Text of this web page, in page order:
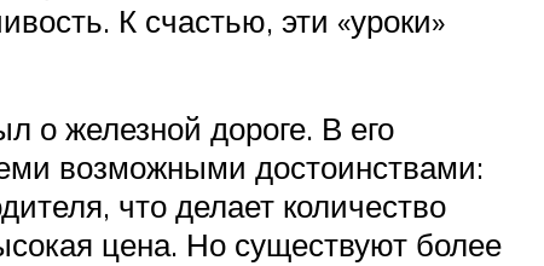
К счастью, эти «уроки»
о железной дороге. В его
возможными достоинствами:
что делает количество
цена. Но существуют более